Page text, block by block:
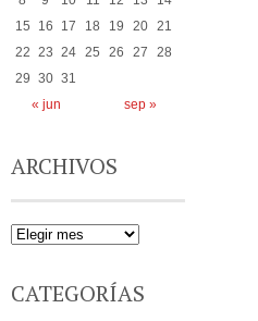
« jun sep »
15
16 17 18 19 20 21
22 23 24 25 26 27
28
29 30 31
ARCHIVOS
CATEGORÍAS